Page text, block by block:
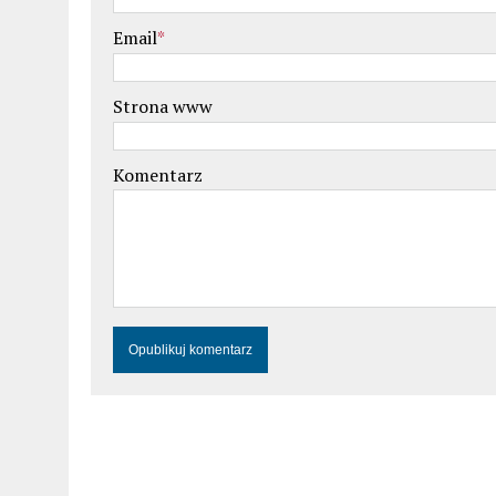
Email*
Strona www
Komentarz